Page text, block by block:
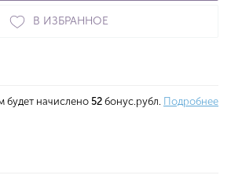
В ИЗБРАННОЕ
будет начислено 52 бонус.рубл. Подробнее